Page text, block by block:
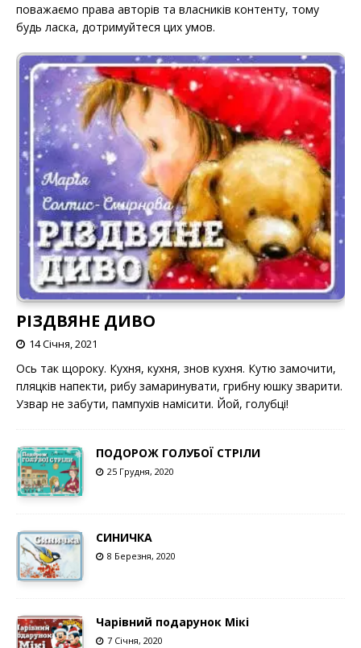
поважаємо права авторів та власників контенту, тому
будь ласка, дотримуйтеся цих умов.
РІЗДВЯНЕ ДИВО
14 Січня, 2021
Ось так щороку. Кухня, кухня, знов кухня. Кутю замочити,
пляцків напекти, рибу замаринувати, грибну юшку зварити.
Узвар не забути, пампухів намісити. Йой, голубці!
ПОДОРОЖ ГОЛУБОЇ СТРІЛИ
25 Грудня, 2020
СИНИЧКА
8 Березня, 2020
Чарівний подарунок Мікі
7 Січня, 2020